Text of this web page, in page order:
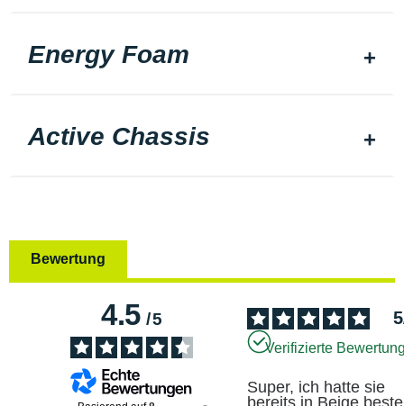
Energy Foam
Active Chassis
Bewertung
4.5/5 5
Verifizierte
Super, ich hatte sie
bereits in Beige